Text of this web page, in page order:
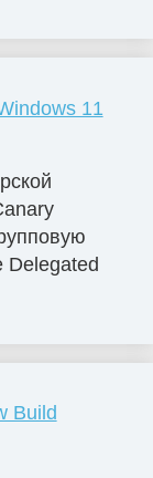
11
Delegated
Build